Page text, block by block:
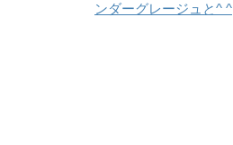
ンダーグレージュと^ ^